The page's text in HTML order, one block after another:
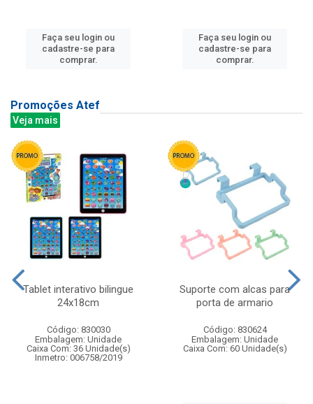
Faça seu login ou
cadastre-se para
comprar.
Faça seu login ou
cadastre-se para
comprar.
Promoções Atef
Veja mais
Tablet interativo bilingue
24x18cm
Código: 830030
Embalagem: Unidade
Caixa Com: 36 Unidade(s)
Inmetro: 006758/2019
Suporte com alcas para
porta de armario
Código: 830624
Embalagem: Unidade
Caixa Com: 60 Unidade(s)